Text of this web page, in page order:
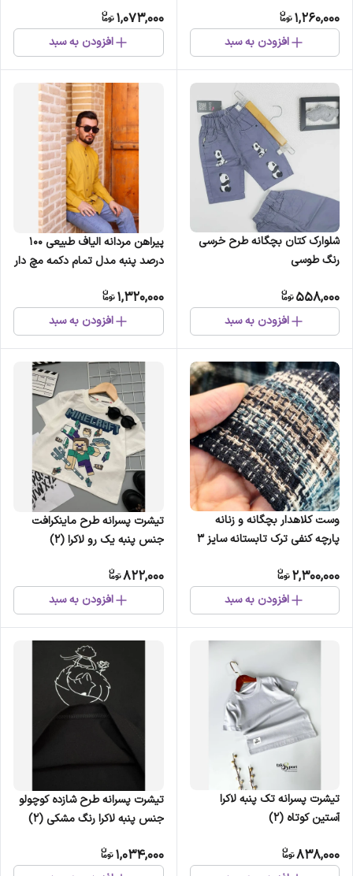
1,260,000
افزودن به سبد
1,073,000
افزودن به سبد
شلوارک کتان بچگانه طرح خرسی
رنگ طوسی
558,000
افزودن به سبد
پیراهن مردانه الیاف طبیعی 100
درصد پنبه مدل تمام دکمه مچ دار
1,320,000
افزودن به سبد
وست کلاهدار بچگانه و زنانه
پارچه کنفی ترک تابستانه سایز 3
2,300,000
افزودن به سبد
تیشرت پسرانه طرح ماینکرافت
جنس پنبه یک رو لاکرا (2)
822,000
افزودن به سبد
تیشرت پسرانه تک پنبه لاکرا
آستین کوتاه (2)
838,000
تیشرت پسرانه طرح شازده کوچولو
جنس پنبه لاکرا رنگ مشکی (2)
1,034,000